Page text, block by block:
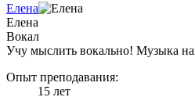
Елена
Елена
Вокал
Учу мыслить вокально! Музыка
Опыт преподавания:
15 лет